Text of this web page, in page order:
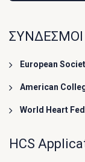
ΣΥΝΔΕΣΜΟΙ
European
American
World Heart
HCS